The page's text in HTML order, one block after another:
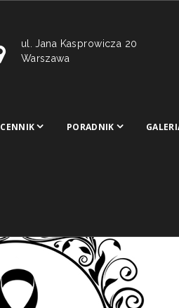
ul. Jana Kasprowicza 20
Warszawa
CENNIK PORADNIK